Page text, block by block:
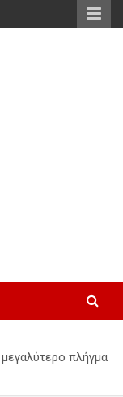
πλήγμα